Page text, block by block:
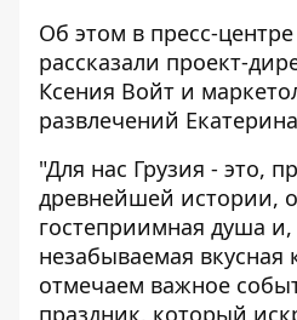
Об этом в пресс-центре
рассказали проект-
Ксения Войт и
развлечений
"Для нас Грузия - это,
древнейшей истории,
гостеприимная душа
незабываемая вкусная
отмечаем важное
праздник, который